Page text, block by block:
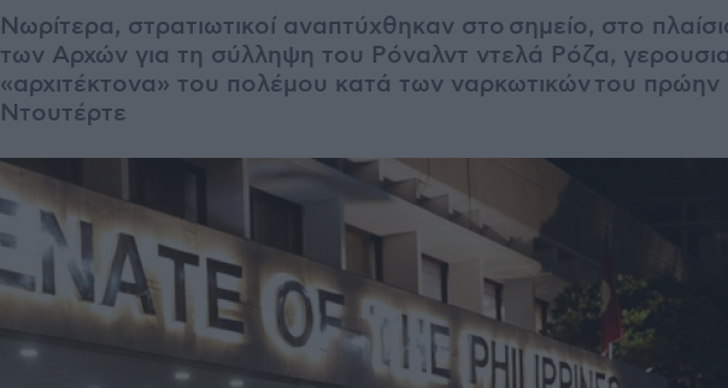
Νωρίτερα, στρατιωτικοί αναπτύχθηκαν στο σημείο, στο
των Αρχών για τη σύλληψη του Ρόναλντ ντελά Ρόζα,
«αρχιτέκτονα» του πολέμου κατά των ναρκωτικώντου
Ντουτέρτε